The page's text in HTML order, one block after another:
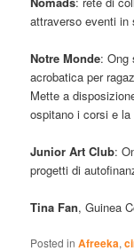
attraverso eventi in
Notre Monde: Ong
acrobatica per
Mette a
ospitano i corsi e
Junior Art Club:
progetti di
Tina Fan, Guinea
Posted in Afreeka,